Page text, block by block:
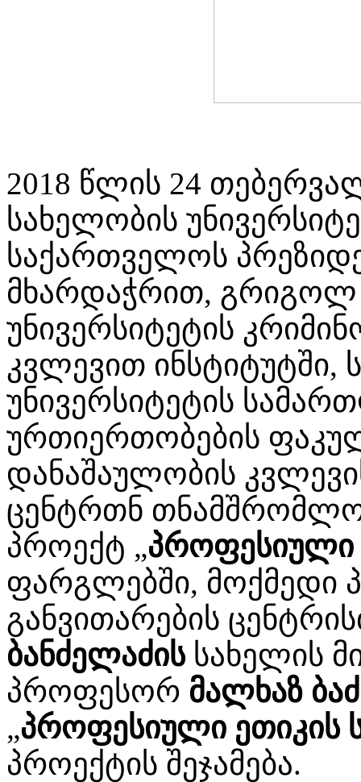
2018 წლის 24
სახელობის
საქართველოს
მხარდაჭრით, გრიგოლ
უნივერსიტეტის
კვლევით ინსტიტუტში,
უნივერსიტეტის
ურთიერთობების
დანაშაულობის
ცენტრთნ
პროექტ „პროფესიული
ფარგლებში, მოქმედი
განვითარების
ბანძელაძის სახელის
პროფესორ მალხაზ
„პროფესიული ეთიკის
პროექტის შეჯამება.